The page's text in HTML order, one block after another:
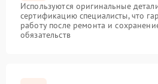
Используются оригинальные
сертификацию специалисты, что
работу после ремонта и
обязательств